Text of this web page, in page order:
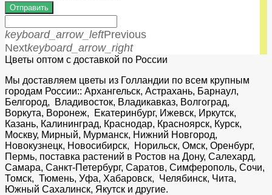
Отправить
keyboard_arrow_leftPrevious
Nextkeyboard_arrow_right
Цветы оптом с доставкой по России
Мы доставляем цветы из Голландии по всем крупным
городам России:: Архангельск, Астрахань, Барнаул,
Белгород, Владивосток, Владикавказ, Волгоград,
Воркута, Воронеж, Екатеринбург, Ижевск, Иркутск,
Казань, Калининград, Краснодар, Красноярск, Курск,
Москву, Мирный, Мурманск, Нижний Новгород,
Новокузнецк, Новосибирск, Норильск, Омск, Оренбург,
Пермь, поставка растений в Ростов на Дону, Салехард,
Самара, Санкт-Петербург, Саратов, Симферополь, Сочи,
Томск, Тюмень, Уфа, Хабаровск, Челябинск, Чита,
Южный Сахалинск, Якутск и другие.